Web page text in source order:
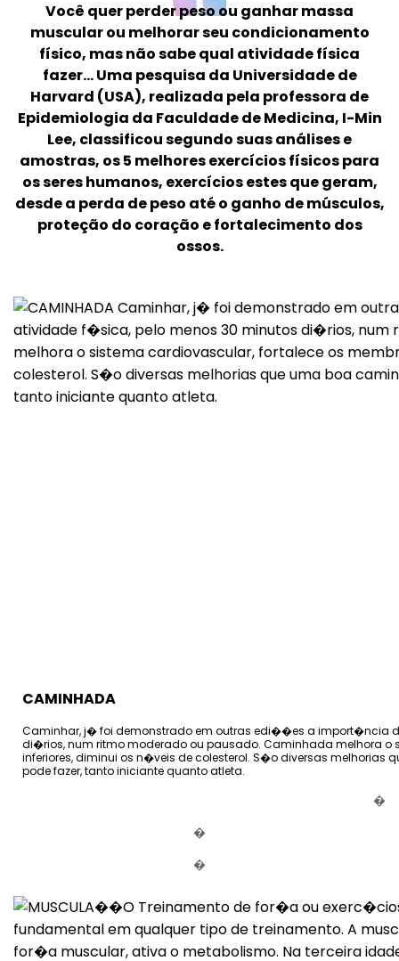
Você quer perder peso ou ganhar massa
muscular ou melhorar seu condicionamento
físico, mas não sabe qual atividade física
fazer... Uma pesquisa da Universidade de
Harvard (USA), realizada pela professora de
Epidemiologia da Faculdade de Medicina, I-Min
Lee, classificou segundo suas análises e
amostras, os 5 melhores exercícios físicos para
os seres humanos, exercícios estes que geram,
desde a perda de peso até o ganho de músculos,
proteção do coração e fortalecimento dos
ossos.
CAMINHADA
Caminhar, j� foi demonstrado em outras edi��es a import�ncia
di�rios, num ritmo moderado ou pausado. Caminhada melhora o
inferiores, diminui os n�veis de colesterol. S�o diversas
pode fazer, tanto iniciante quanto atleta.
�
�
�